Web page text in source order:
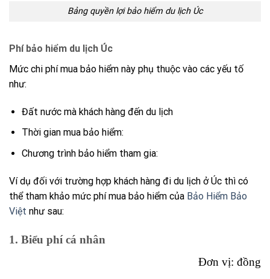
Bảng quyền lợi bảo hiểm du lịch Úc
Phí bảo hiểm du lịch Úc
Mức chi phí mua bảo hiểm này phụ thuộc vào các yếu tố
như:
Đất nước mà khách hàng đến du lịch
Thời gian mua bảo hiểm:
Chương trình bảo hiểm tham gia:
Ví dụ đối với trường hợp khách hàng đi du lịch ở Úc thì có
thể tham khảo mức phí mua bảo hiểm của Bảo Hiểm Bảo
Việt như sau:
1. Biểu phí cá nhân
Đơn vị: đồng